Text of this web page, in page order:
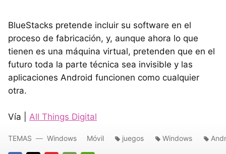
BlueStacks pretende incluir su software en el
proceso de fabricación, y, aunque ahora lo que
tienen es una máquina virtual, pretenden que en el
futuro toda la parte técnica sea invisible y las
aplicaciones Android funcionen como cualquier
otra.
Vía | All Things Digital
TEMAS Windows Móvil juegos Windows